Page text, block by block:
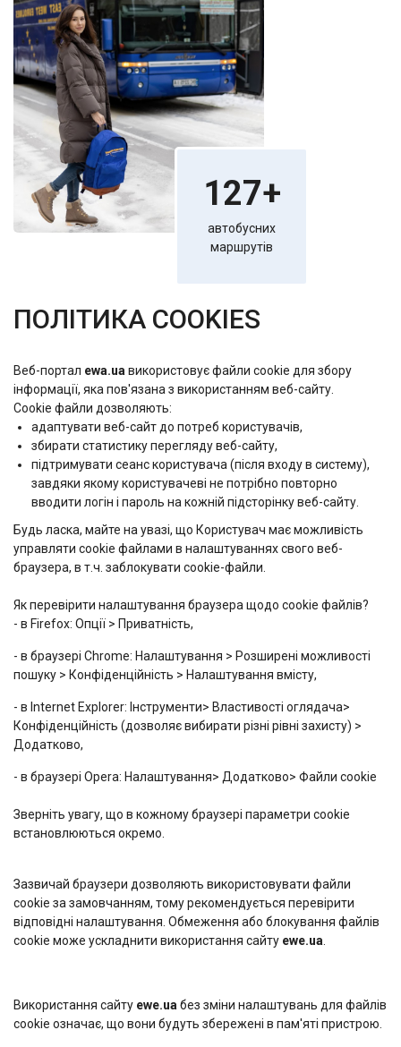
127+
автобусних
маршрутів
ПОЛІТИКА COOKIES
Веб-портал ewa.ua використовує файли cookie для збору
інформації, яка пов'язана з використанням веб-сайту.
Сookie файли дозволяють:
адаптувати веб-сайт до потреб користувачів,
збирати статистику перегляду веб-сайту,
підтримувати сеанс користувача (після входу в систему),
завдяки якому користувачеві не потрібно повторно
вводити логін і пароль на кожній підсторінку веб-сайту.
Будь ласка, майте на увазі, що Користувач має можливість
управляти cookie файлами в налаштуваннях свого веб-
браузера, в т.ч. заблокувати cookie-файли.
Як перевірити налаштування браузера щодо cookie файлів?
- в Firefox: Опції > Приватність,
- в браузері Chrome: Налаштування > Розширені можливості
пошуку > Конфіденційність > Налаштування вмісту,
- в Internet Explorer: Інструменти> Властивості оглядача>
Конфіденційність (дозволяє вибирати різні рівні захисту) >
Додатково,
- в браузері Opera: Налаштування> Додатково> Файли cookie
Зверніть увагу, що в кожному браузері параметри cookie
встановлюються окремо.
Зазвичай браузери дозволяють використовувати файли
cookie за замовчанням, тому рекомендується перевірити
відповідні налаштування. Обмеження або блокування файлів
cookie може ускладнити використання сайту ewe.ua
Використання сайту ewе.ua без зміни налаштувань для файлів
cookie означає, що вони будуть збережені в пам'яті пристрою.